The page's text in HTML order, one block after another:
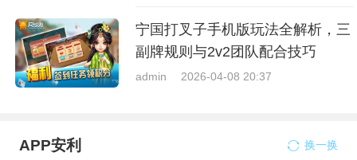
宁国打叉子手机版玩法全解析，三
副牌规则与2v2团队配合技巧
admin 2026-04-08 20:37
APP安利 换一换